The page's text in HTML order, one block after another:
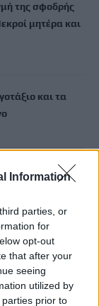
Information
parties, or
for
opt-out
that after your
seeing
utilized by
prior to
της σφοδρής
μητέρα και
και τα
για τα ραντάρ
στην